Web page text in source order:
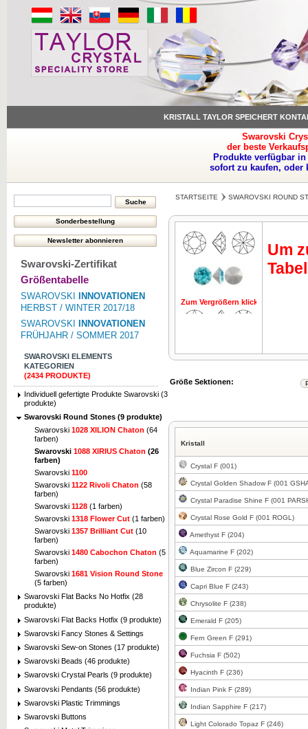
KRISTALL TAYLOR SPEICHERT
Swarovski
der beste
Produkte verfügbar
sofort zu kaufen, oder
Swarovski-Zertifikat
Größentabelle
SWAROVSKI
INNOVATIONEN
HERBST / WINTER 2017/18
SWAROVSKI
INNOVATIONEN
FRÜHJAHR / SOMMER 2017
SWAROVSKI ELEMENTS
KATEGORIEN
(2434 PRODUKTE)
Individuell gefertigte Produkte Swarovski (3
produkte)
Swarovski Round Stones (9 produkte)
Swarovski 1028 XILION Chaton (64
farben)
Swarovski 1088 XIRIUS Chaton (26
farben)
Swarovski 1100
Swarovski 1122 Rivoli Chaton (58
farben)
Swarovski 1128 (1 farben)
Swarovski 1318 Flower Cut (1 farben)
Swarovski 1357 Brilliant Cut (10
farben)
Swarovski 1480 Cabochon Chaton (5
farben)
Swarovski 1681 Vision Round Stone
(5 farben)
Swarovski Flat Backs No Hotfix (28
produkte)
Swarovski Flat Backs Hotfix (9 produkte)
Swarovski Fancy Stones & Settings
Swarovski Sew-on Stones (17 produkte)
Swarovski Beads (46 produkte)
Swarovski Crystal Pearls (9 produkte)
Swarovski Pendants (56 produkte)
Swarovski Plastic Trimmings
Swarovski Buttons
STARTSEITE SWAROVSKI ROUND
Zum Vergrößern klicken
Zum Vergrößern klicken Zum
Um
Größe Sektionen:
Kristall
Crystal F (001)
Crystal Golden Shadow F (001
Crystal Paradise Shine F (001
Crystal Rose Gold F (001 ROGL)
Amethyst F (204)
Aquamarine F (202)
Blue Zircon F (229)
Capri Blue F (243)
Chrysolite F (238)
Emerald F (205)
Fern Green F (291)
Fuchsia F (502)
Hyacinth F (236)
Indian Pink F (289)
Indian Sapphire F (217)
Light Colorado Topaz F (246)